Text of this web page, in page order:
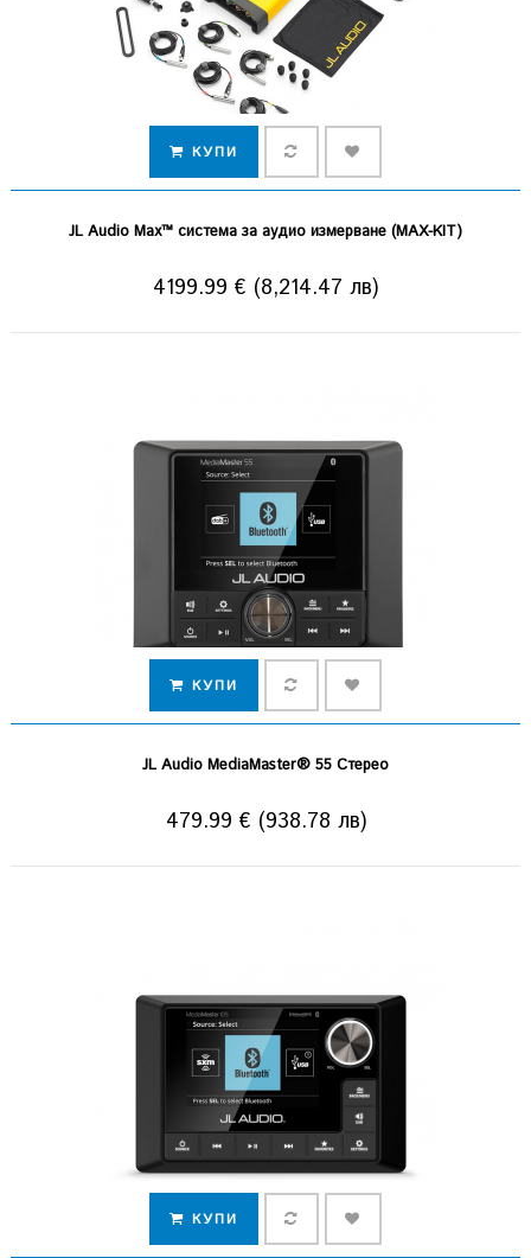
КУПИ
JL Audio Max™ система за аудио измерване (MAX-KIT)
4199.99 € (8,214.47 лв)
КУПИ
JL Audio MediaMaster® 55 Стерео
479.99 € (938.78 лв)
КУПИ